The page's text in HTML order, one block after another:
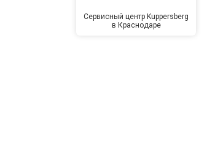
Сервисный центр Kuppersberg
в Краснодаре